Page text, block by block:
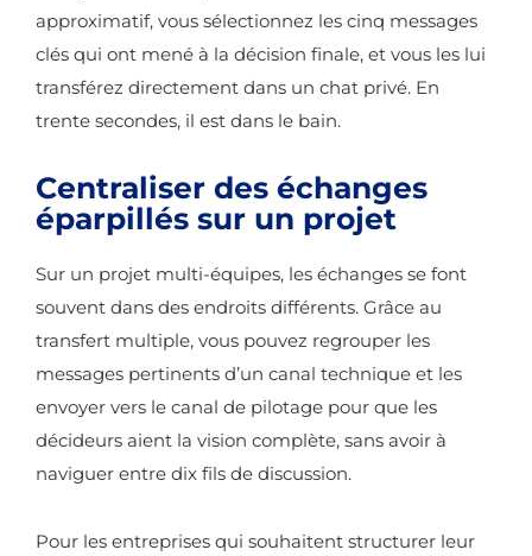
approximatif, vous sélectionnez les cinq messages
clés qui ont mené à la décision finale, et vous les lui
transférez directement dans un chat privé. En
trente secondes, il est dans le bain.
Centraliser des échanges
éparpillés sur un projet
Sur un projet multi-équipes, les échanges se font
souvent dans des endroits différents. Grâce au
transfert multiple, vous pouvez regrouper les
messages pertinents d’un canal technique et les
envoyer vers le canal de pilotage pour que les
décideurs aient la vision complète, sans avoir à
naviguer entre dix fils de discussion.
Pour les entreprises qui souhaitent structurer leur